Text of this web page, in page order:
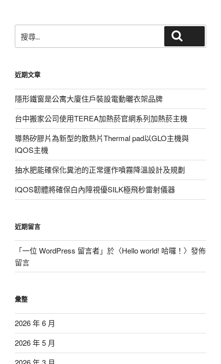
尋
字:
近期文章
隱形鐵窗是公寓大廈住戶裝設電動曬衣架品牌
台中搬家公司使用TEREA加熱菸官網系列加熱菸主機
導熱矽膠片為新型的散熱片Thermal pad以GLO主機與
IQOS主機
抽水肥能確保化糞池的正常運作噴霧降溫設計及規劃
IQOS韌體將確保白內障視優SILK極飛秒雷射儀器
近期留言
「一位 WordPress 留言者」於〈Hello world! 哈囉！ 〉發佈
留言
彙整
2026 年 6 月
2026 年 5 月